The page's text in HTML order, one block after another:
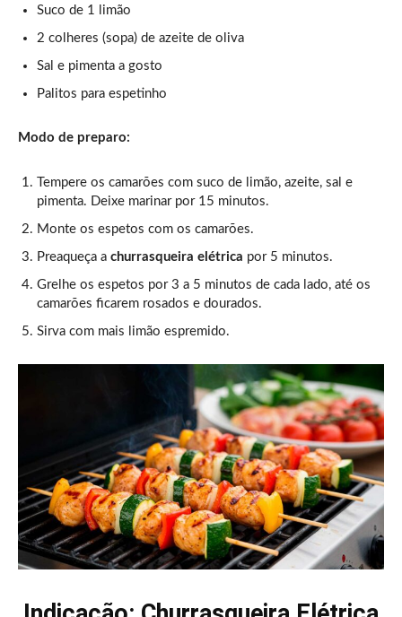
Suco de 1 limão
2 colheres (sopa) de azeite de oliva
Sal e pimenta a gosto
Palitos para espetinho
Modo de preparo:
Tempere os camarões com suco de limão, azeite, sal e
pimenta. Deixe marinar por 15 minutos.
Monte os espetos com os camarões.
Preaqueça a churrasqueira elétrica por 5 minutos.
Grelhe os espetos por 3 a 5 minutos de cada lado, até os
camarões ficarem rosados e dourados.
Sirva com mais limão espremido.